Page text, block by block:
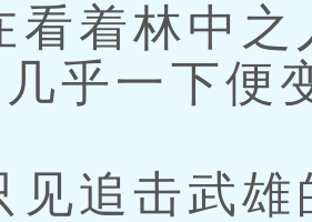
着林中之
乎一下便
追击武雄